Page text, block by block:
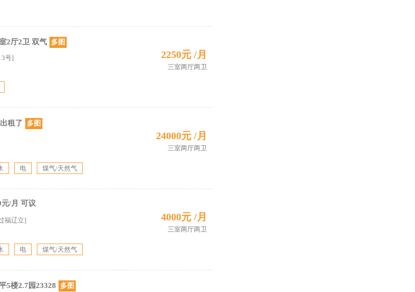
2厅2卫 双气 多图
号]
2250元 /月
三室两厅两卫
租了 多图
电 煤气/天然气
24000元 /月
三室两厅两卫
/月 可议
福辽立]
电 煤气/天然气
4000元 /月
三室两厅两卫
5楼2.7园23328 多图